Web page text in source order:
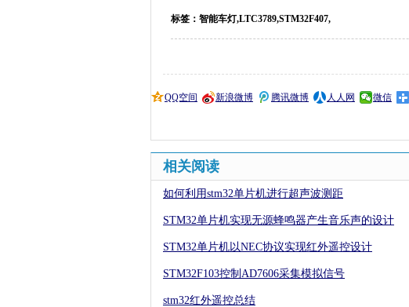
标签：智能车灯,LTC3789,STM32F407,
QQ空间 新浪微博 腾讯微博 人人网 微信
相关阅读
如何利用stm32单片机进行超声波测距
STM32单片机实现无源蜂鸣器产生音乐声的设计
STM32单片机以NEC协议实现红外遥控设计
STM32F103控制AD7606采集模拟信号
stm32红外遥控总结